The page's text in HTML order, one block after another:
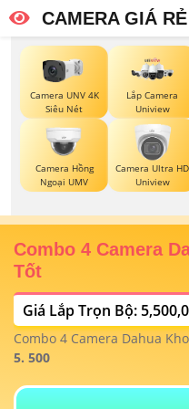
CAMERA GIÁ RẺ
Camera UNV 4K
Siêu Nét
Lắp Camera
Uniview
Camera Hồng
Ngoại UMV
Camera Ultra HD
Uniview
Combo 4 Camera
Tốt
Giá Lắp Trọn Bộ:
Combo 4 Camera Dahua
5. 500